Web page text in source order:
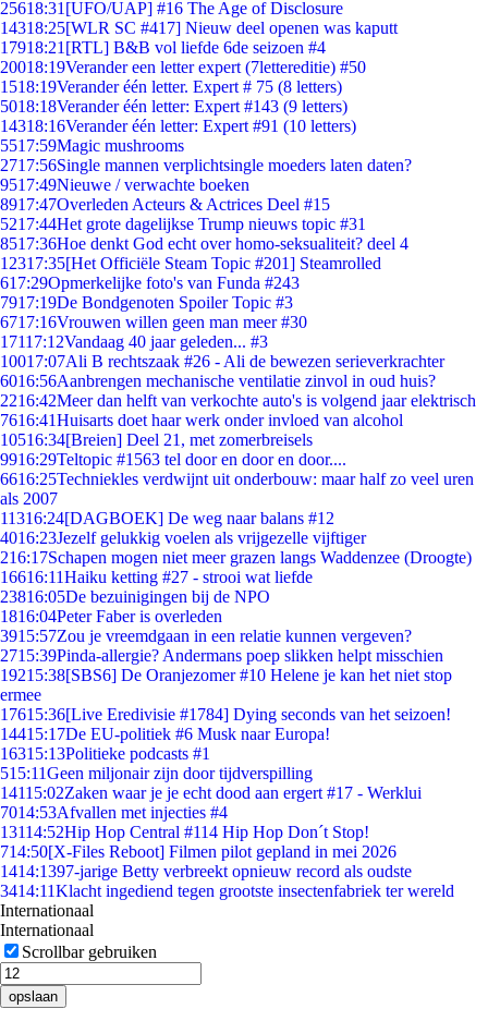
25618:31 [UFO/UAP] #16 The Age of Disclosure
14318:25[WLR SC #417] Nieuw deel openen was kaputt
17918:21 [RTL] B&B vol liefde 6de seizoen #4
20018:19Verander een letter expert (7lettereditie) #50
1518:19Verander één letter. Expert # 75 (8 letters)
5018:18Verander één letter: Expert #143 (9 letters)
14318:16Verander één letter: Expert #91 (10 letters)
5517:59Magic mushrooms
2717:56Single mannen verplichtsingle moeders laten daten?
9517:49Nieuwe / verwachte boeken
8917:47Overleden Acteurs & Actrices Deel #15
5217:44Het grote dagelijkse Trump nieuws topic #31
8517:36Hoe denkt God echt over homo-seksualiteit? deel 4
12317:35[Het Officiële Steam Topic #201] Steamrolled
617:29Opmerkelijke foto's van Funda #243
7917:19De Bondgenoten Spoiler Topic #3
6717:16Vrouwen willen geen man meer #30
17117:12Vandaag 40 jaar geleden... #3
10017:07Ali B rechtszaak #26 - Ali de bewezen serieverkrachter
6016:56Aanbrengen mechanische ventilatie zinvol in oud huis?
2216:42Meer dan helft van verkochte auto's is volgend jaar elektrisch
7616:41Huisarts doet haar werk onder invloed van alcohol
10516:34[Breien] Deel 21, met zomerbreisels
9916:29Teltopic #1563 tel door en door en door....
6616:25Techniekles verdwijnt uit onderbouw: maar half zo veel uren
als 2007
11316:24[DAGBOEK] De weg naar balans #12
4016:23Jezelf gelukkig voelen als vrijgezelle vijftiger
216:17Schapen mogen niet meer grazen langs Waddenzee (Droogte)
16616:11Haiku ketting #27 - strooi wat liefde
23816:05De bezuinigingen bij de NPO
1816:04Peter Faber is overleden
3915:57Zou je vreemdgaan in een relatie kunnen vergeven?
2715:39Pinda-allergie? Andermans poep slikken helpt misschien
19215:38[SBS6] De Oranjezomer #10 Helene je kan het niet stop
ermee
17615:36[Live Eredivisie #1784] Dying seconds van het seizoen!
14415:17De EU-politiek #6 Musk naar Europa!
16315:13Politieke podcasts #1
515:11Geen miljonair zijn door tijdverspilling
14115:02Zaken waar je je echt dood aan ergert #17 - Werklui
7014:53Afvallen met injecties #4
13114:52Hip Hop Central #114 Hip Hop Don´t Stop!
714:50[X-Files Reboot] Filmen pilot gepland in mei 2026
1414:1397-jarige Betty verbreekt opnieuw record als oudste
3414:11Klacht ingediend tegen grootste insectenfabriek ter wereld
Internationaal
Internationaal
Scrollbar gebruiken
opslaan